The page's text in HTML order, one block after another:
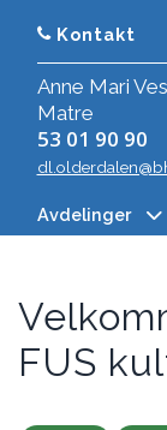
Kontakt
Anne Mari
Matre
53 01 90 90
Avdelinger
FUS